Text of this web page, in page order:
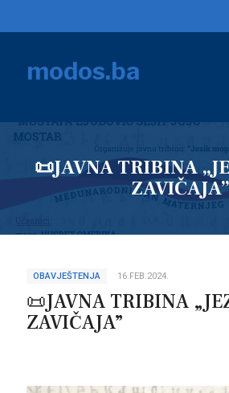
modos.ba
📜JAVNA TRIBINA
ZAVIČAJA”
OBAVJEŠTENJA 16.FEB.2024.
📜JAVNA TRIBINA
ZAVIČAJA”